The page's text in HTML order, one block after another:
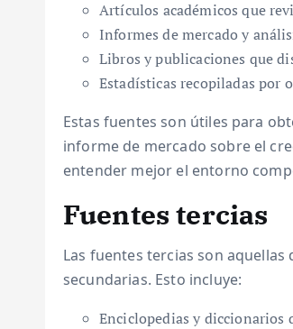
Artículos académicos que
Informes de mercado y
Libros y publicaciones que
Estadísticas recopiladas por
Estas fuentes son útiles para
informe de mercado sobre el
entender mejor el entorno
Fuentes tercias
Las fuentes tercias son
secundarias. Esto incluye:
Enciclopedias y diccionarios